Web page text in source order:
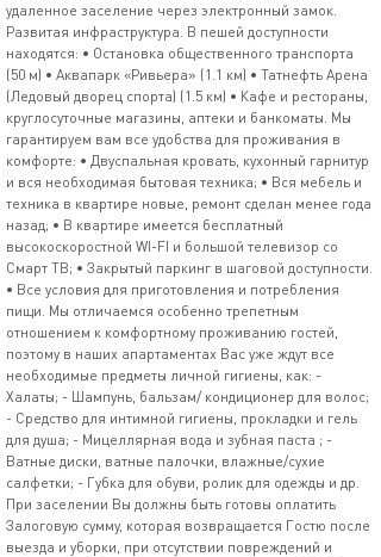
удаленное заселение через электронный замок.
Развитая инфраструктура. В пешей доступности
находятся: • Остановка общественного транспорта
(50 м) • Аквапарк «Ривьера» (1.1 км) • Татнефть Арена
(Ледовый дворец спорта) (1.5 км) • Кафе и рестораны,
круглосуточные магазины, аптеки и банкоматы. Мы
гарантируем вам все удобства для проживания в
комфорте: • Двуспальная кровать, кухонный гарнитур
и вся необходимая бытовая техника; • Вся мебель и
техника в квартире новые, ремонт сделан менее года
назад; • В квартире имеется бесплатный
высокоскоростной WI-FI и большой телевизор со
Смарт ТВ; • Закрытый паркинг в шаговой доступности.
• Все условия для приготовления и потребления
пищи. Мы отличаемся особенно трепетным
отношением к комфортному проживанию гостей,
поэтому в наших апартаментах Вас уже ждут все
необходимые предметы личной гигиены, как: -
Халаты; - Шампунь, бальзам/ кондиционер для волос;
- Средство для интимной гигиены, прокладки и гель
для душа; - Мицеллярная вода и зубная паста ; -
Ватные диски, ватные палочки, влажные/сухие
салфетки; - Губка для обуви, ролик для одежды и др.
При заселении Вы должны быть готовы оплатить
Залоговую сумму, которая возвращается Гостю после
выезда и уборки, при отсутствии повреждений и